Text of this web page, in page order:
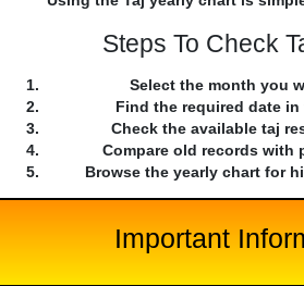
Steps To Check
Select the month you
Find the required date
Check the available taj
Compare old records with
Browse the yearly chart for
Important